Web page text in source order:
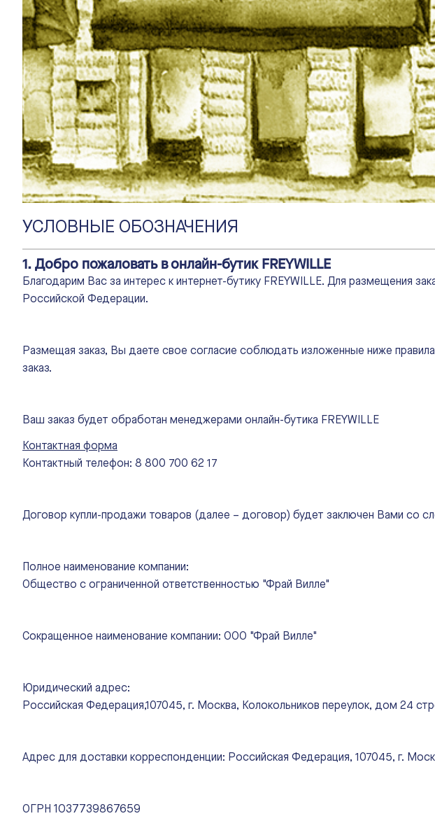
УСЛОВНЫЕ ОБОЗНАЧЕНИЯ
1. Добро пожаловать в онлайн-бутик FREYWILLE
Благодарим Вас за интерес к интернет-бутику FREYWILLE. Для размещения
Российской Федерации.
Размещая заказ, Вы даете свое согласие соблюдать изложенные ниже
заказ.
Ваш заказ будет обработан менеджерами онлайн-бутика FREYWILLE
Контактная форма
Контактный телефон: 8 800 700 62 17
Договор купли-продажи товаров (далее – договор) будет заключен Вами со
Полное наименование компании:
Общество с ограниченной ответственностью "Фрай Вилле"
Сокращенное наименование компании: ООО "Фрай Вилле"
Юридический адрес:
Российская Федерация,107045, г. Москва, Колокольников переулок, дом 24
Адрес для доставки корреспонденции: Российская Федерация, 107045, г.
ОГРН 1037739867659